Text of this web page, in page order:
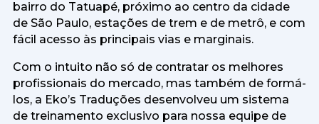
bairro do Tatuapé, próximo ao centro da cidade
de São Paulo, estações de trem e de metrô, e com
fácil acesso às principais vias e marginais.
Com o intuito não só de contratar os melhores
profissionais do mercado, mas também de formá-
los, a Eko’s Traduções desenvolveu um sistema
de treinamento exclusivo para nossa equipe de